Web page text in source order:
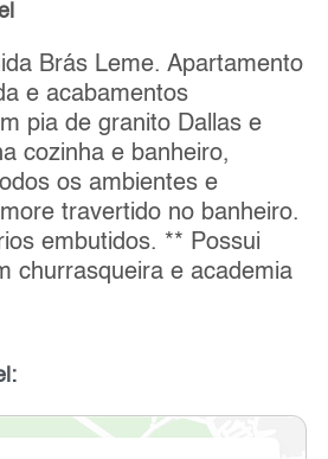
Brás Leme. Apartamento
e acabamentos
pia de granito Dallas e
cozinha e banheiro,
os ambientes e
travertido no banheiro.
embutidos. ** Possui
churrasqueira e academia